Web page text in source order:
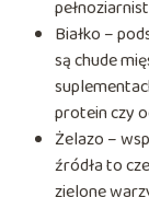
Białko –
są chude
protein czy
Żelazo –
źródła to